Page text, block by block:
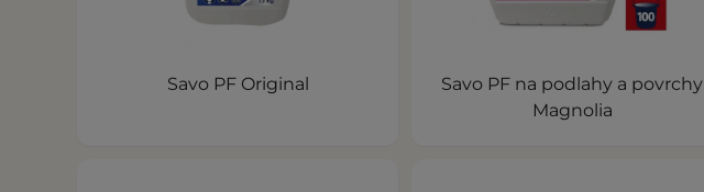
Savo PF Original
Savo PF na podlahy a povrchy
Magnolia